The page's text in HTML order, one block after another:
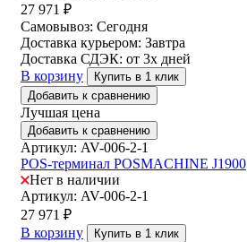
27 971 ₽
Самовывоз: Сегодня
Доставка курьером: Завтра
Доставка СДЭК: от 3х дней
В корзину
Купить в 1 клик
Добавить к сравнению
Лучшая цена
Добавить к сравнению
Артикул: AV-006-2-1
POS-терминал POSMACHINE J1900
Нет в наличии
Артикул: AV-006-2-1
27 971 ₽
В корзину
Купить в 1 клик